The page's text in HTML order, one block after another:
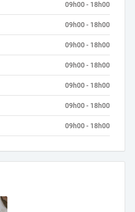
09h00 - 18h00
09h00 - 18h00
09h00 - 18h00
09h00 - 18h00
09h00 - 18h00
09h00 - 18h00
09h00 - 18h00